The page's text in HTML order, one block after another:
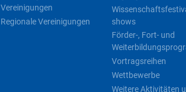
Vereinigungen
Regionale Vereinigungen
shows
Förder-, Fort- und
Vortragsreihen
Wettbewerbe
Weitere Aktivitäten